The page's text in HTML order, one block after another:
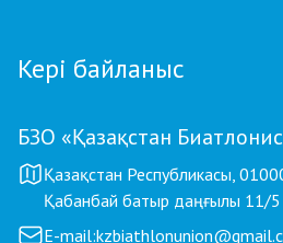
Кері байланыс
БЗО «Қазақстан
Қазақстан Республикасы,
Қабанбай батыр даңғылы 11/5
E-mail: